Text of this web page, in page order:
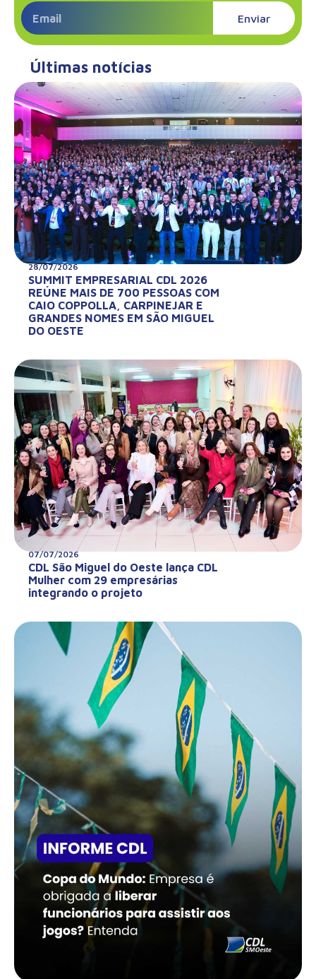
Enviar
Últimas notícias
28/07/2026
SUMMIT EMPRESARIAL CDL 2026
REÚNE MAIS DE 700 PESSOAS COM
CAIO COPPOLLA, CARPINEJAR E
GRANDES NOMES EM SÃO MIGUEL
DO OESTE
07/07/2026
CDL São Miguel do Oeste lança CDL
Mulher com 29 empresárias
integrando o projeto